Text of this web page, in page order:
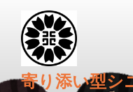
寄り添い型シ